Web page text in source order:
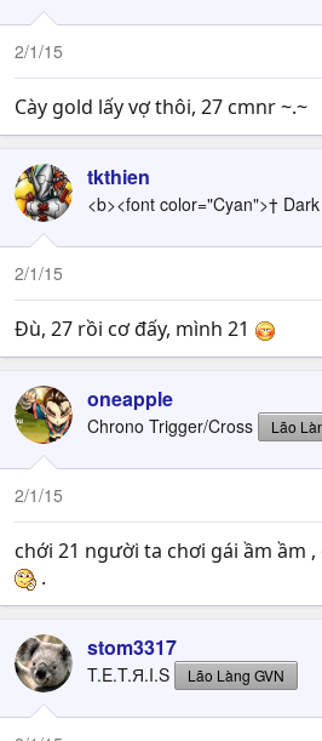
2/1/15
Cày gold lấy vợ thôi, 27 cmnr ~.~
tkthien
<b><font color="Cyan">†
2/1/15
Đù, 27 rồi cơ đấy, mình 21
oneapple
Chrono Trigger/Cross Lão
2/1/15
chới 21 người ta chơi gái ầm ầm
.
stom3317
T.E.T.Я.I.S Lão Làng GVN